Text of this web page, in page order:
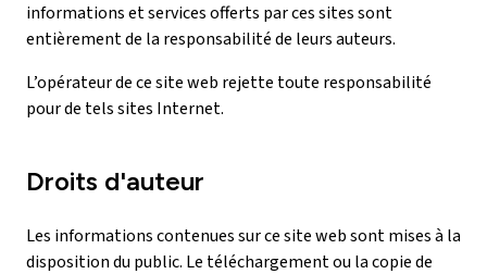
informations et services offerts par ces sites sont
entièrement de la responsabilité de leurs auteurs.
L’opérateur de ce site web rejette toute responsabilité
pour de tels sites Internet.
Droits d'auteur
Les informations contenues sur ce site web sont mises à la
disposition du public. Le téléchargement ou la copie de